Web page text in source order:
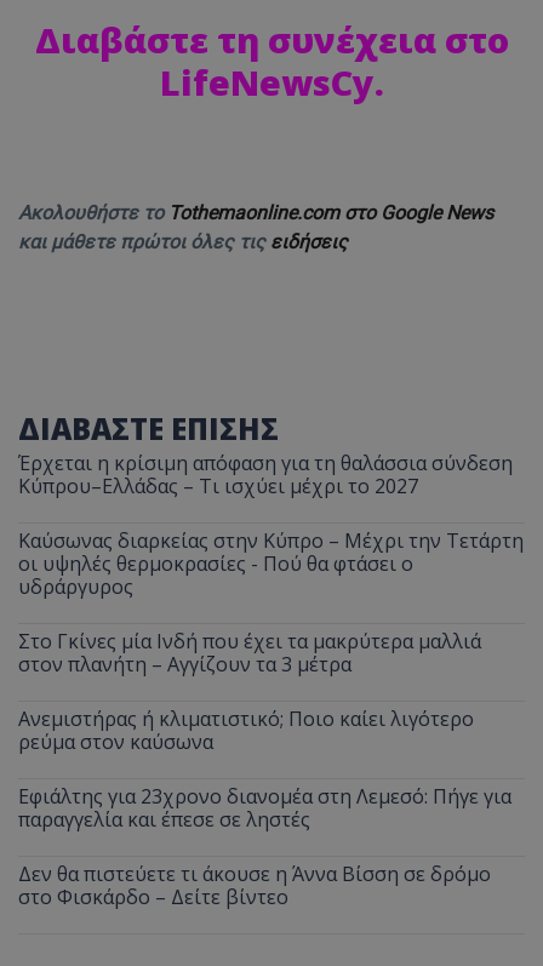
Διαβάστε τη συνέχεια στο
LifeNewsCy.
Ακολουθήστε το Tothemaonline.com στο Google News
και μάθετε πρώτοι όλες τις ειδήσεις
ΔΙΑΒΑΣΤΕ ΕΠΙΣΗΣ
Έρχεται η κρίσιμη απόφαση για τη θαλάσσια σύνδεση
Κύπρου–Ελλάδας – Τι ισχύει μέχρι το 2027
Καύσωνας διαρκείας στην Κύπρο – Μέχρι την Τετάρτη
οι υψηλές θερμοκρασίες - Πού θα φτάσει ο
υδράργυρος
Στο Γκίνες μία Ινδή που έχει τα μακρύτερα μαλλιά
στον πλανήτη – Αγγίζουν τα 3 μέτρα
Ανεμιστήρας ή κλιματιστικό; Ποιο καίει λιγότερο
ρεύμα στον καύσωνα
Εφιάλτης για 23χρονο διανομέα στη Λεμεσό: Πήγε για
παραγγελία και έπεσε σε ληστές
Δεν θα πιστεύετε τι άκουσε η Άννα Βίσση σε δρόμο
στο Φισκάρδο – Δείτε βίντεο